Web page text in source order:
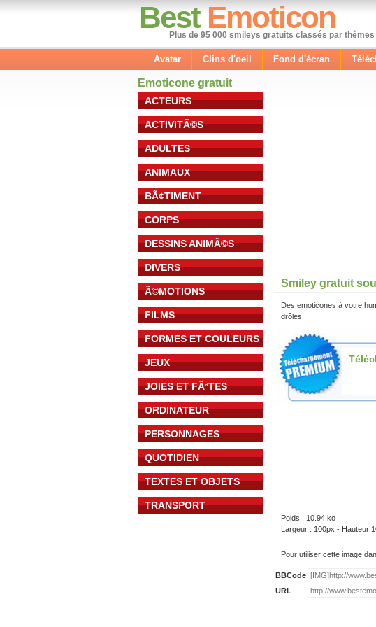
Best Emoticon
Plus de 95 000 smileys gratuits classés par thèmes
Avatar Clins d'oeil Fond d'écran
Emoticone gratuit
ACTEURS
ACTIVITÃ©S
ADULTES
ANIMAUX
BÃ¢TIMENT
CORPS
DESSINS ANIMÃ©S
DIVERS
Ã©MOTIONS
FILMS
FORMES ET COULEURS
JEUX
JOIES ET FÃªTES
ORDINATEUR
PERSONNAGES
QUOTIDIEN
TEXTES ET OBJETS
TRANSPORT
Smiley gratuit
Des emoticones à votre
drôles.
Poids : 10.94 ko
Largeur : 100px - Hauteur
Pour utiliser cette image
BBCode
URL